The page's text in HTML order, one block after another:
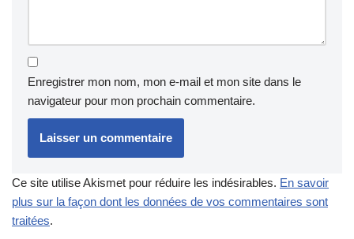
Enregistrer mon nom, mon e-mail et mon site dans le
navigateur pour mon prochain commentaire.
Ce site utilise Akismet pour réduire les indésirables. En savoir
plus sur la façon dont les données de vos commentaires sont
traitées.